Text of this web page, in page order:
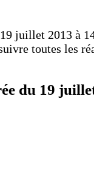
juillet 2013 à
toutes les
du 19